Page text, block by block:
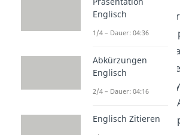
Klassenzimmer
Gründer der
, wendet sich
und spricht jeden
bezeichnet
Prinzesschen,
Englisch
1/4 – Dauer: 04:36
Abkürzungen
Englisch
2/4 – Dauer: 04:16
Englisch Zitieren